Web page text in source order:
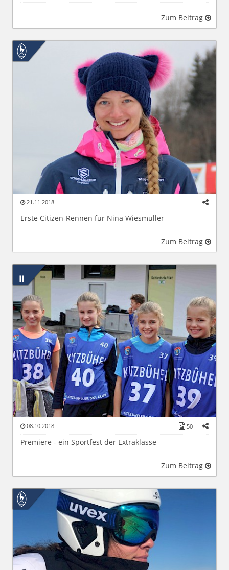
Zum Beitrag
21.11.2018
Erste Citizen-Rennen für Nina Wiesmüller
Zum Beitrag
08.10.2018 50
Premiere - ein Sportfest der Extraklasse
Zum Beitrag